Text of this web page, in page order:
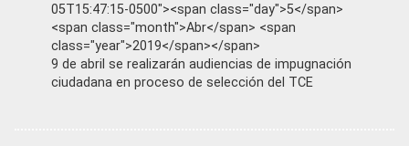
05T15:47:15-0500"><span class="day">5</span>
<span class="month">Abr</span> <span
class="year">2019</span></span>
9 de abril se realizarán audiencias de impugnación
ciudadana en proceso de selección del TCE